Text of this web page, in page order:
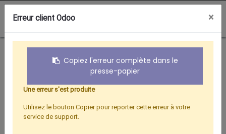
0
Boutique ADAPTATEUR MICRO USB/LIGHTNING
Erreur client Odoo ×
Copiez l'erreur complète dans le
presse-papier
Une erreur s'est produite
Utilisez le bouton Copier pour reporter cette erreur à votre
service de support.